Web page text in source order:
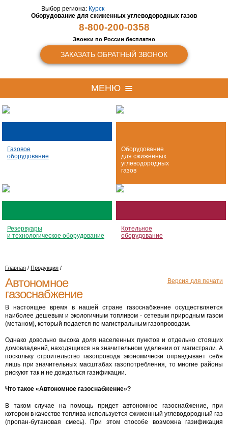
Выбор региона: Курск
Оборудование для сжиженных углеводородных газов
8-800-200-0358
Звонки по России бесплатно
ЗАКАЗАТЬ ОБРАТНЫЙ ЗВОНОК
МЕНЮ
Газовое
оборудование
Оборудование
для сжиженных
углеводородных
газов
Резервуары
и технологическое оборудование
Котельное
оборудование
Главная / Продукция /
Версия для печати
Автономное
газоснабжение
В настоящее время в нашей стране газоснабжение осуществляется
наиболее дешевым и экологичным топливом - сетевым природным газом
(метаном), который подается по магистральным газопроводам.
Однако довольно высока доля населенных пунктов и отдельно стоящих
домовладений, находящихся на значительном удалении от магистрали. А
поскольку строительство газопровода экономически оправдывает себя
лишь при значительных масштабах газопотребления, то многие районы
рискуют так и не дождаться газификации.
Что такое «Автономное газоснабжение»?
В таком случае на помощь придет автономное газоснабжение, при
котором в качестве топлива используется сжиженный углеводородный газ
(пропан-бутановая смесь). При этом способе возможна газификация